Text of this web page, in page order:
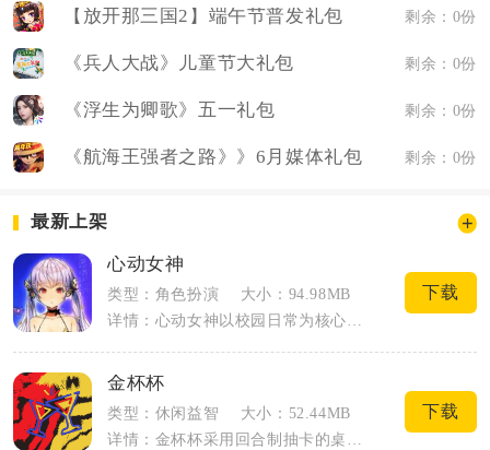
【放开那三国2】端午节普发礼包 剩余：0份
《兵人大战》儿童节大礼包 剩余：0份
《浮生为卿歌》五一礼包 剩余：0份
《航海王强者之路》》6月媒体礼包 剩余：0份
最新上架
心动女神
类型：角色扮演
大小：94.98MB
下载
金杯杯
类型：休闲益智
大小：52.44MB
详情：金杯杯采用回合制抽卡的桌游玩法，最多支持十名玩家同时在线参与对局，非常适合好...
下载